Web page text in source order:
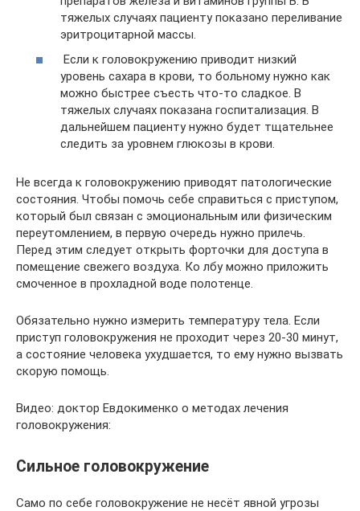
тяжелых случаях пациенту показано переливание
эритроцитарной массы.
Если к головокружению приводит низкий
уровень сахара в крови, то больному нужно как
можно быстрее съесть что-то сладкое. В
тяжелых случаях показана госпитализация. В
дальнейшем пациенту нужно будет тщательнее
следить за уровнем глюкозы в крови.
Не всегда к головокружению приводят патологические
состояния. Чтобы помочь себе справиться с приступом,
который был связан с эмоциональным или физическим
переутомлением, в первую очередь нужно прилечь.
Перед этим следует открыть форточки для доступа в
помещение свежего воздуха. Ко лбу можно приложить
смоченное в прохладной воде полотенце.
Обязательно нужно измерить температуру тела. Если
приступ головокружения не проходит через 20-30 минут,
а состояние человека ухудшается, то ему нужно вызвать
скорую помощь.
Видео: доктор Евдокименко о методах лечения
головокружения:
Сильное головокружение
Само по себе головокружение не несёт явной угрозы